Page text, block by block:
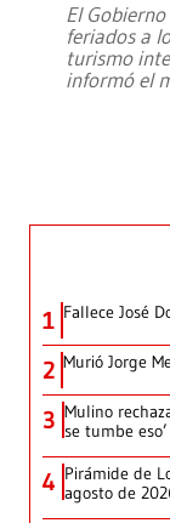
El
feriados a
turismo
informó el
1 Fallece José
2 Murió Jorge
3 Mulino
se tumbe eso’
4 Pirámide de
agosto de